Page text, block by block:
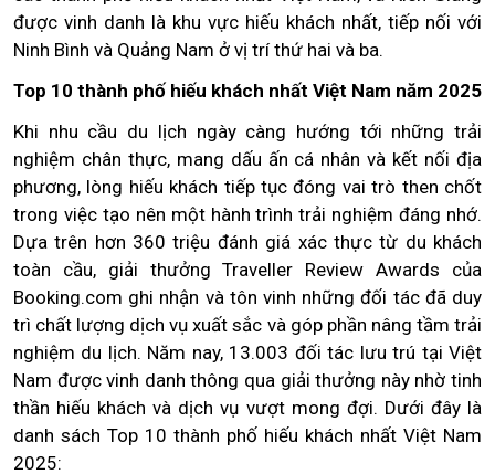
được vinh danh là khu vực hiếu khách nhất, tiếp nối với
Ninh Bình và Quảng Nam ở vị trí thứ hai và ba.
Top 10 thành phố hiếu khách nhất Việt Nam năm 2025
Khi nhu cầu du lịch ngày càng hướng tới những trải
nghiệm chân thực, mang dấu ấn cá nhân và kết nối địa
phương, lòng hiếu khách tiếp tục đóng vai trò then chốt
trong việc tạo nên một hành trình trải nghiệm đáng nhớ.
Dựa trên hơn 360 triệu đánh giá xác thực từ du khách
toàn cầu, giải thưởng Traveller Review Awards của
Booking.com ghi nhận và tôn vinh những đối tác đã duy
trì chất lượng dịch vụ xuất sắc và góp phần nâng tầm trải
nghiệm du lịch. Năm nay, 13.003 đối tác lưu trú tại Việt
Nam được vinh danh thông qua giải thưởng này nhờ tinh
thần hiếu khách và dịch vụ vượt mong đợi. Dưới đây là
danh sách Top 10 thành phố hiếu khách nhất Việt Nam
2025: